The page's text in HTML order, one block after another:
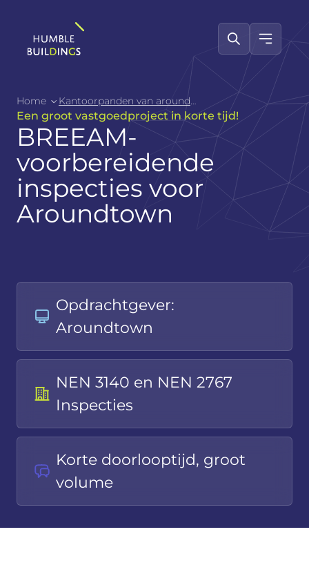
Home Kantoorpanden van aroundtown
Een groot vastgoedproject in korte tijd!
BREEAM-
voorbereidende
inspecties voor
Aroundtown
Opdrachtgever:
Aroundtown
NEN 3140 en NEN 2767
Inspecties
Korte doorlooptijd, groot
volume